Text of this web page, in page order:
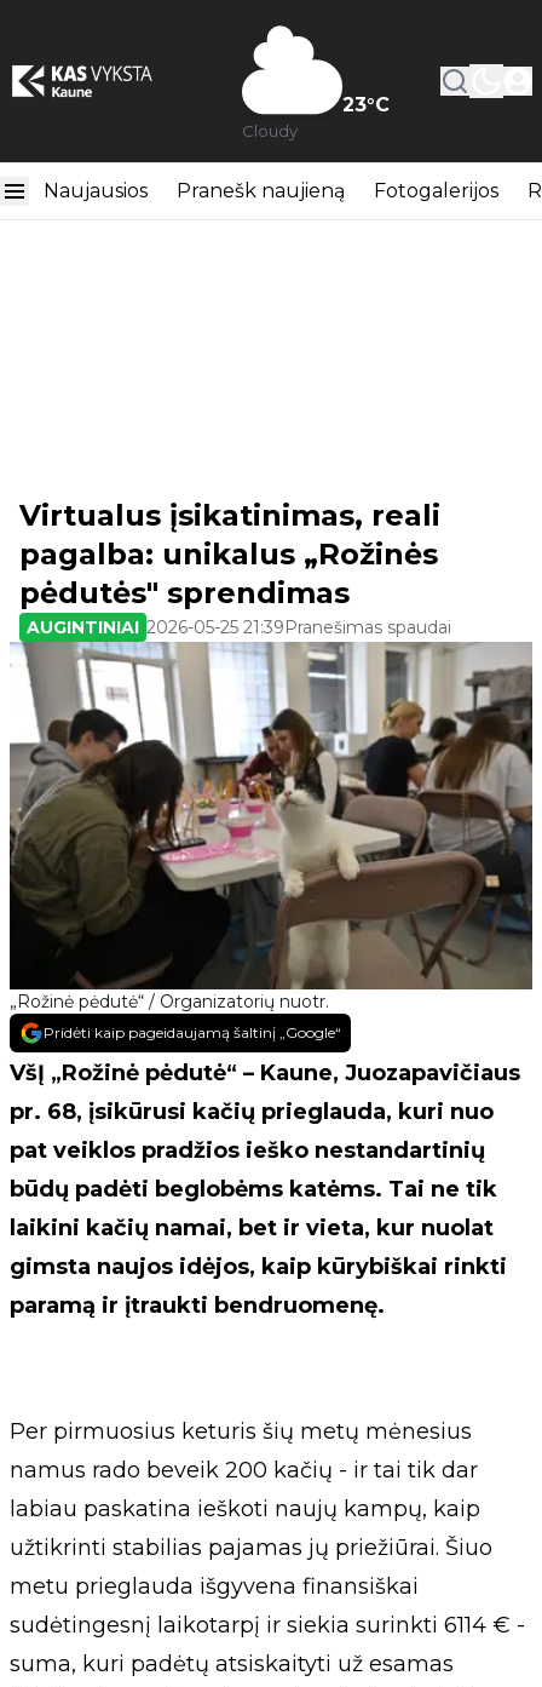
23°C
Cloudy
Naujausios Pranešk naujieną Fotogalerijos
„Rožinė pėdutė“ / Organizatorių nuotr.
Virtualus įsikatinimas, reali
pagalba: unikalus „Rožinės
pėdutės" sprendimas
AUGINTINIAI 2026-05-25 21:39Pranešimas spaudai
Pridėti kaip pageidaujamą šaltinį „Google“
VšĮ „Rožinė pėdutė“ – Kaune, Juozapavičiaus
pr. 68, įsikūrusi kačių prieglauda, kuri nuo
pat veiklos pradžios ieško nestandartinių
būdų padėti beglobėms katėms. Tai ne tik
laikini kačių namai, bet ir vieta, kur nuolat
gimsta naujos idėjos, kaip kūrybiškai rinkti
paramą ir įtraukti bendruomenę.
Per pirmuosius keturis šių metų mėnesius
namus rado beveik 200 kačių - ir tai tik dar
labiau paskatina ieškoti naujų kampų, kaip
užtikrinti stabilias pajamas jų priežiūrai. Šiuo
metu prieglauda išgyvena finansiškai
sudėtingesnį laikotarpį ir siekia surinkti 6114 € -
suma, kuri padėtų atsiskaityti už esamas